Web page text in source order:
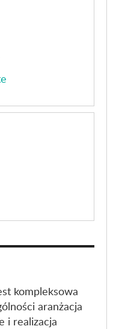
kompleksowa
aranżacja
i realizacja